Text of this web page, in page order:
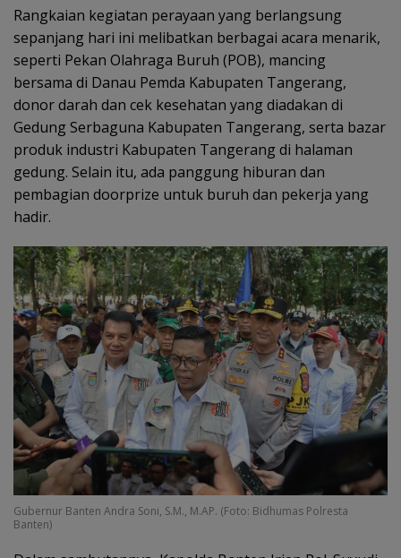
Rangkaian kegiatan perayaan yang berlangsung
sepanjang hari ini melibatkan berbagai acara menarik,
seperti Pekan Olahraga Buruh (POB), mancing
bersama di Danau Pemda Kabupaten Tangerang,
donor darah dan cek kesehatan yang diadakan di
Gedung Serbaguna Kabupaten Tangerang, serta bazar
produk industri Kabupaten Tangerang di halaman
gedung. Selain itu, ada panggung hiburan dan
pembagian doorprize untuk buruh dan pekerja yang
hadir.
Gubernur Banten Andra Soni, S.M., M.AP. (Foto: Bidhumas Polresta
Banten)